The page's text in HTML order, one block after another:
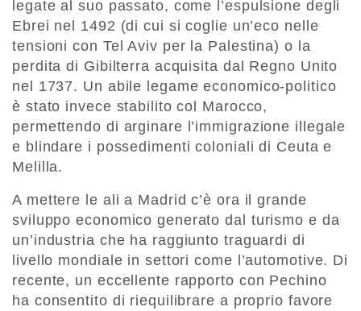
legate al suo passato, come l’espulsione degli
Ebrei nel 1492 (di cui si coglie un’eco nelle
tensioni con Tel Aviv per la Palestina) o la
perdita di Gibilterra acquisita dal Regno Unito
nel 1737. Un abile legame economico-politico
è stato invece stabilito col Marocco,
permettendo di arginare l’immigrazione illegale
e blindare i possedimenti coloniali di Ceuta e
Melilla.
A mettere le ali a Madrid c’è ora il grande
sviluppo economico generato dal turismo e da
un’industria che ha raggiunto traguardi di
livello mondiale in settori come l’automotive. Di
recente, un eccellente rapporto con Pechino
ha consentito di riequilibrare a proprio favore